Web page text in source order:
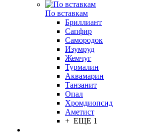
По вставкам
Бриллиант
Сапфир
Самородок
Изумруд
Жемчуг
Турмалин
Аквамарин
Танзанит
Опал
Хромдиопсид
Аметист
+ ЕЩЕ 1